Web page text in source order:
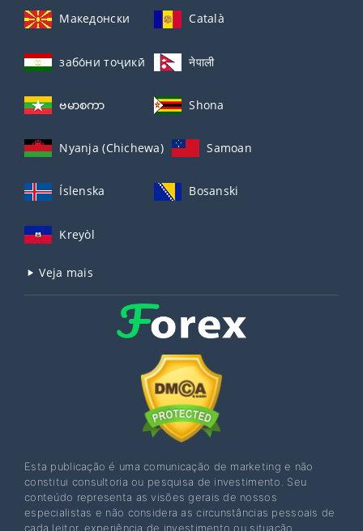
Македонски Català
забо́ни тоҷикӣ́ नेपाली
ဗမာစကာ Shona
Nyanja (Chichewa) Samoan
Íslenska Bosanski
Kreyòl
Veja mais
Esta publicação é uma comunicação de marketing e não
constitui consultoria ou pesquisa de investimento. Seu
conteúdo representa as visões gerais de nossos
especialistas e não considera as circunstâncias pessoais de
cada leitor, experiência de investimento ou situação